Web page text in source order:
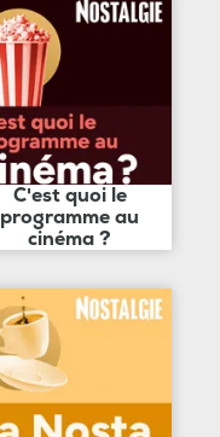
C'est quoi le
programme au
cinéma ?